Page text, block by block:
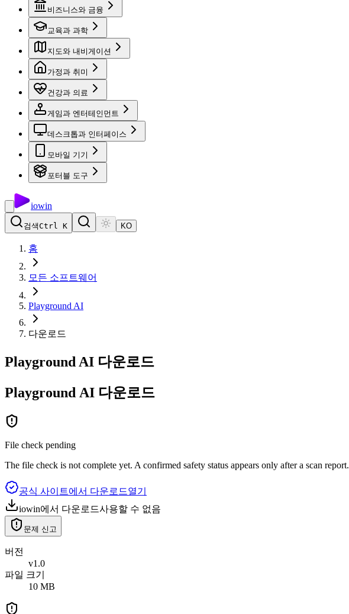
비즈니스와 금융
교육과 과학
지도와 내비게이션
가정과 취미
건강과 의료
게임과 엔터테인먼트
데스크톱과 인터페이스
모바일 기기
포터블 도구
iowin
검색Ctrl K KO
홈
모든 소프트웨어
Playground AI
다운로드
Playground AI 다운로드
Playground AI 다운로드
File check pending
The file check is not complete yet. A confirmed safety status appears only after a scan report.
공식 사이트에서 다운로드열기
iowin에서 다운로드사용할 수 없음
문제 신고
버전
v1.0
파일 크기
10 MB